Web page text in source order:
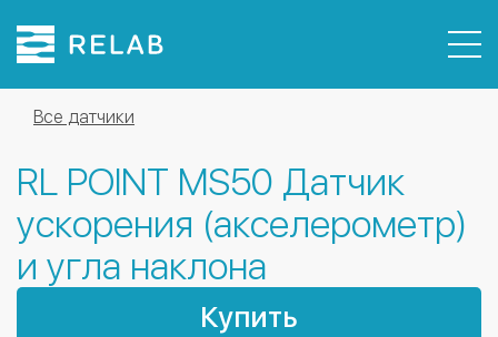
Датчики
Демо версия ПО
Контакты
Москва
+7 495 740-26-78
Все датчики
RL POINT MS50 Датчик
ускорения (акселерометр)
и угла наклона
Купить